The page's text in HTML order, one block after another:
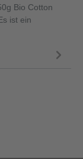
Bio Cotton
ist ein